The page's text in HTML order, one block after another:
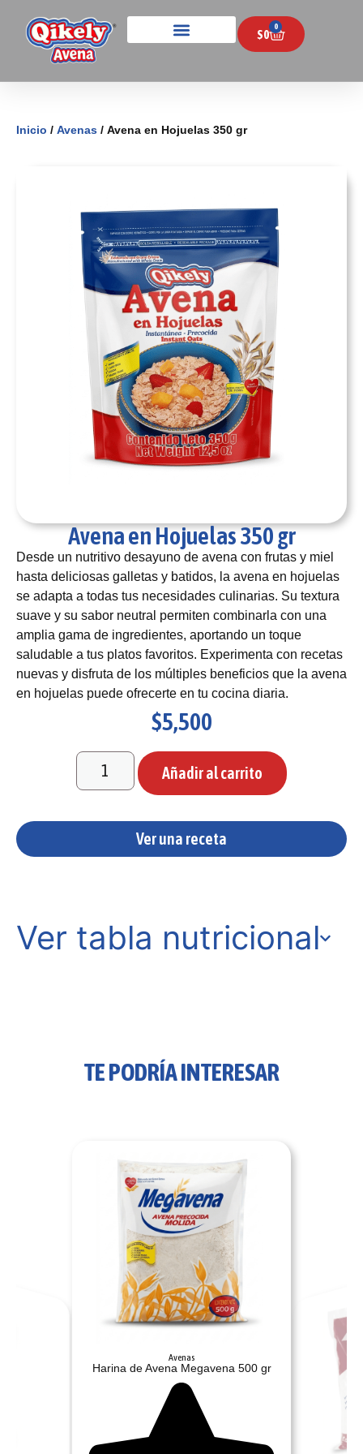
$0
0
Inicio / Avenas / Avena en Hojuelas 350 gr
Avena en Hojuelas 350 gr
Desde un nutritivo desayuno de avena con frutas y miel
hasta deliciosas galletas y batidos, la avena en hojuelas
se adapta a todas tus necesidades culinarias. Su textura
suave y su sabor neutral permiten combinarla con una
amplia gama de ingredientes, aportando un toque
saludable a tus platos favoritos. Experimenta con recetas
nuevas y disfruta de los múltiples beneficios que la avena
en hojuelas puede ofrecerte en tu cocina diaria.
$5,500
Añadir al carrito
Ver una receta
Ver tabla nutricional
TE PODRÍA INTERESAR
Avenas
Harina de Avena Megavena 500 gr